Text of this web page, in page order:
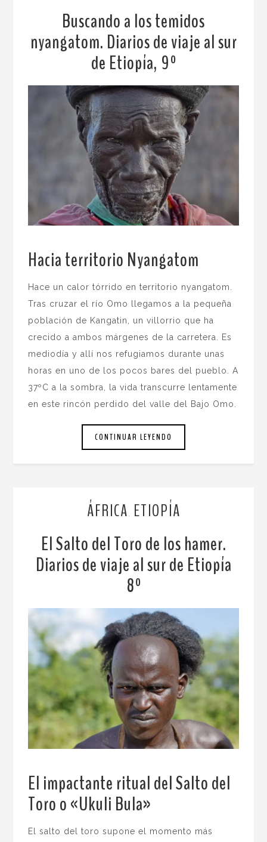
Buscando a los temidos
nyangatom. Diarios de viaje al sur
de Etiopía, 9º
Hacia territorio Nyangatom
Hace un calor tórrido en territorio nyangatom.
Tras cruzar el río Omo llegamos a la pequeña
población de Kangatin, un villorrio que ha
crecido a ambos márgenes de la carretera. Es
mediodía y allí nos refugiamos durante unas
horas en uno de los pocos bares del pueblo. A
37ºC a la sombra, la vida transcurre lentamente
en este rincón perdido del valle del Bajo Omo.
CONTINUAR LEYENDO
ÁFRICA ETIOPÍA
El Salto del Toro de los hamer.
Diarios de viaje al sur de Etiopía
8º
El impactante ritual del Salto del
Toro o «Ukuli Bula»
El salto del toro supone el momento más